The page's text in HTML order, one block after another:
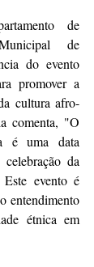
de
de
do evento
promover a
cultura afro-
comenta, "O
é uma data
da
evento é
entendimento
étnica em